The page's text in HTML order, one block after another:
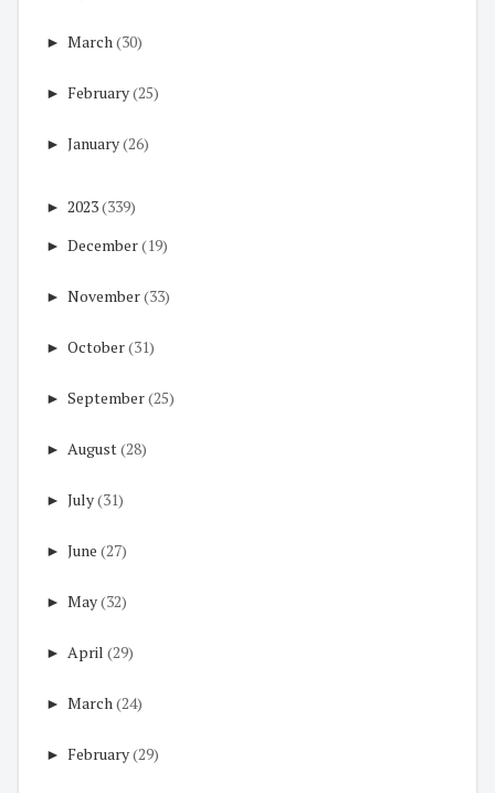
► March(30)
► February(25)
► January(26)
► 2023(339)
► December(19)
► November(33)
► October(31)
► September(25)
► August(28)
► July(31)
► June (27)
► May(32)
► April (29)
► March(24)
► February(29)